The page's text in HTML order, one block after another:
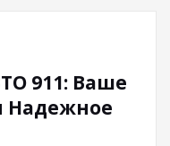
911: Ваше
Надежное